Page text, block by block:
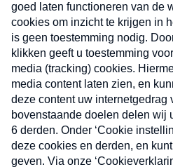
Nieuwsbrief